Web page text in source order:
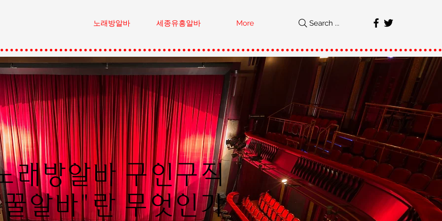
노래방알바 세종유흥알바 More Search ...
래방알바 구인구직
알바"란 무엇인가